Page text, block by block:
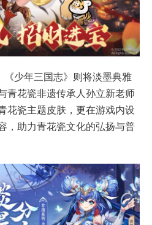
少年三国志》则将淡墨典雅
青花瓷非遗传承人孙立新老师
花瓷主题皮肤，更在游戏内设
，助力青花瓷文化的弘扬与普